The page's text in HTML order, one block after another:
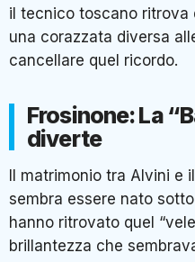
il tecnico toscano ritrova
una corazzata diversa
cancellare quel ricordo.
Frosinone: La
diverte
Il matrimonio tra Alvini e
sembra essere nato
hanno ritrovato quel
brillantezza che